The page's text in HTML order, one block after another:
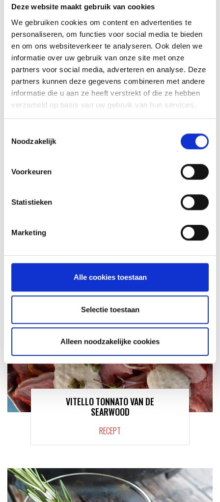
Deze website maakt gebruik van cookies
We gebruiken cookies om content en advertenties te
personaliseren, om functies voor social media te bieden
en om ons websiteverkeer te analyseren. Ook delen we
informatie over uw gebruik van onze site met onze
partners voor social media, adverteren en analyse. Deze
partners kunnen deze gegevens combineren met andere
informatie die u aan ze heeft verstrekt of die ze hebben
verzameld op basis van uw gebruik van hun services.
Noodzakelijk
Voorkeuren
Statistieken
Marketing
Alle cookies toestaan
Selectie toestaan
Alleen noodzakelijke cookies
RECEPTEN EN TIPS
VAN ONZE GRILL MASTERS
MEER INFORMATIE
RECEPT
VITELLO TONNATO VAN DE
SEARWOOD
RECEPT